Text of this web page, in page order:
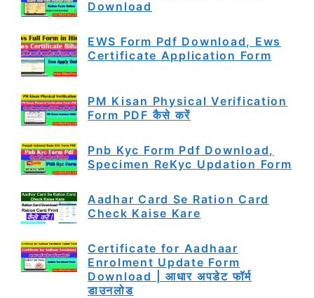
Download
EWS Form Pdf Download, Ews
Certificate Application Form
PM Kisan Physical Verification
Form PDF कैसे करें
Pnb Kyc Form Pdf Download,
Specimen ReKyc Updation Form
Aadhar Card Se Ration Card
Check Kaise Kare
Certificate for Aadhaar
Enrolment Update Form
Download | आधार अपडेट फॉर्म
डाउनलोड